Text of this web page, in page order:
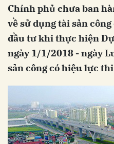
Chính phủ chưa ban
về sử dụng tài sản
đầu tư khi thực hiện
ngày 1/1/2018 - ngày
sản công có hiệu lực